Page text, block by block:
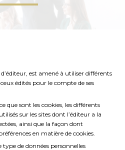
est amené à utiliser différents
édités pour le compte de ses
que sont les cookies, les différents
sur les sites dont l’éditeur a la
ainsi que la façon dont
en matière de cookies.
de données personnelles